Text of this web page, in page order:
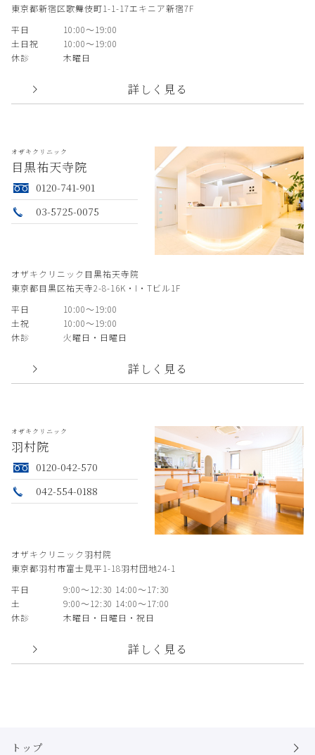
東京都新宿区歌舞伎町1-1-17エキニア新宿7F
平日
10:00〜19:00
土日祝
10:00〜19:00
休診
木曜日
詳しく見る
オザキクリニック
目黒祐天寺院
0120-741-901
03-5725-0075
オザキクリニック目黒祐天寺院
東京都目黒区祐天寺2-8-16K・I・Tビル1F
平日
10:00〜19:00
土祝
10:00〜19:00
休診
火曜日・日曜日
詳しく見る
オザキクリニック
羽村院
0120-042-570
042-554-0188
オザキクリニック羽村院
東京都羽村市富士見平1-18羽村団地24-1
平日
9:00〜12:30 14:00〜17:30
土
9:00〜12:30 14:00〜17:00
休診
木曜日・日曜日・祝日
詳しく見る
トップ